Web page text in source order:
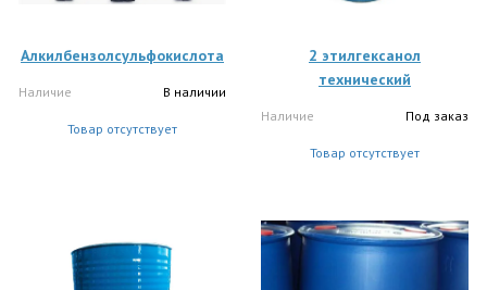
Алкилбензолсульфокислота
Наличие В наличии
Товар отсутствует
2 этилгексанол
технический
Наличие Под заказ
Товар отсутствует